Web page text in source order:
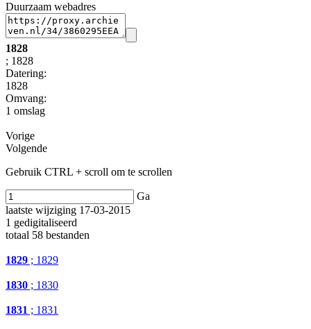
Duurzaam webadres
1828
; 1828
Datering:
1828
Omvang:
1 omslag
Vorige
Volgende
Gebruik CTRL + scroll om te scrollen
Ga
laatste wijziging 17-03-2015
1 gedigitaliseerd
totaal 58 bestanden
1829 ; 1829
1830 ; 1830
1831 ; 1831